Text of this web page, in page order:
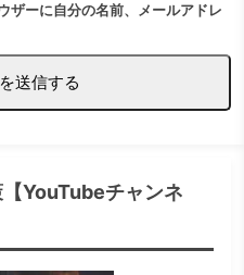
ザーに自分の名前、メールアドレ
送信する
YouTubeチャンネ